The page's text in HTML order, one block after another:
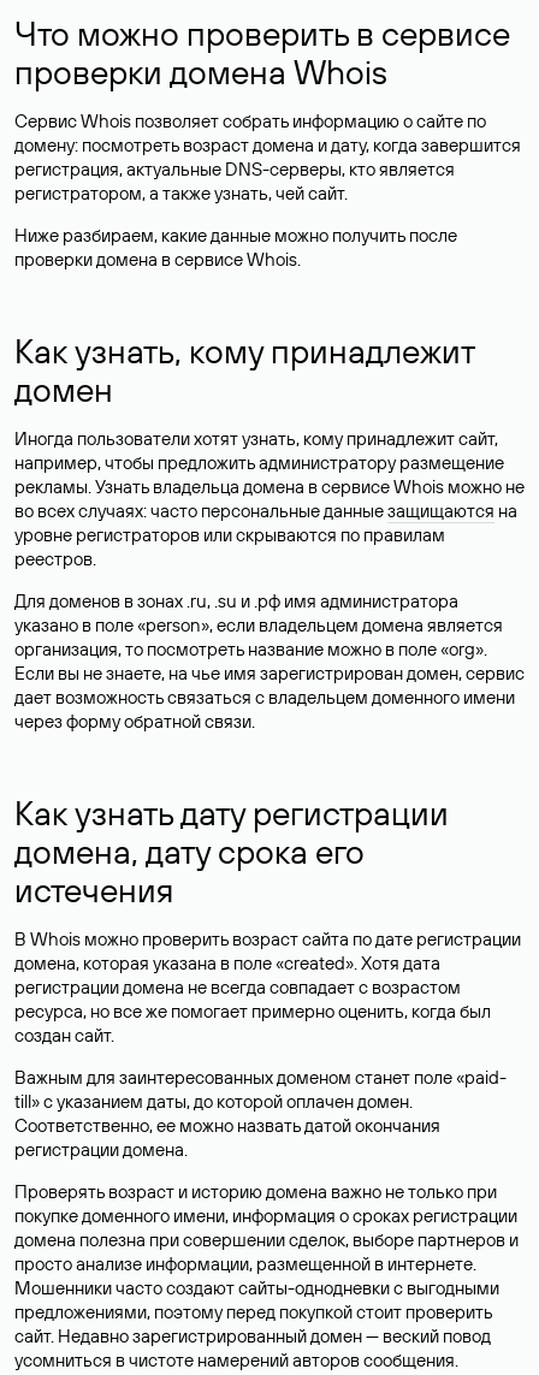
Что можно проверить в сервисе
проверки домена Whois
Сервис Whois позволяет собрать информацию о сайте по
домену: посмотреть возраст домена и дату, когда завершится
регистрация, актуальные DNS-серверы, кто является
регистратором, а также узнать, чей сайт.
Ниже разбираем, какие данные можно получить после
проверки домена в сервисе Whois.
Как узнать, кому принадлежит
домен
Иногда пользователи хотят узнать, кому принадлежит сайт,
например, чтобы предложить администратору размещение
рекламы. Узнать владельца домена в сервисе Whois можно не
во всех случаях: часто персональные данныезащищаются на
уровне регистраторов или скрываются по правилам
реестров.
Для доменов в зонах .ru, .su и .рф имя администратора
указано в поле «person», если владельцем домена является
организация, то посмотреть название можно в поле «org».
Если вы не знаете, на чье имя зарегистрирован домен, сервис
дает возможность связаться с владельцем доменного имени
через форму обратной связи.
Как узнать дату регистрации
домена, дату срока его
истечения
В Whois можно проверить возраст сайта по дате регистрации
домена, которая указана в поле «created». Хотя дата
регистрации домена не всегда совпадает с возрастом
ресурса, но все же помогает примерно оценить, когда был
создан сайт.
Важным для заинтересованных доменом станет поле «paid-
till» с указанием даты, до которой оплачен домен.
Соответственно, ее можно назвать датой окончания
регистрации домена.
Проверять возраст и историю домена важно не только при
покупке доменного имени, информация о сроках регистрации
домена полезна при совершении сделок, выборе партнеров и
просто анализе информации, размещенной в интернете.
Мошенники часто создают сайты-однодневки с выгодными
предложениями, поэтому перед покупкой стоит проверить
сайт. Недавно зарегистрированный домен — веский повод
усомниться в чистоте намерений авторов сообщения.